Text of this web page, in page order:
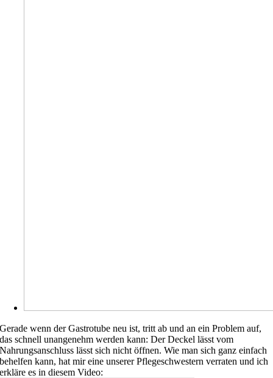
Gerade wenn der Gastrotube neu ist, tritt ab und an ein Problem auf,
das schnell unangenehm werden kann: Der Deckel lässt vom
Nahrungsanschluss lässt sich nicht öffnen. Wie man sich ganz einfach
behelfen kann, hat mir eine unserer Pflegeschwestern verraten und ich
erkläre es in diesem Video: